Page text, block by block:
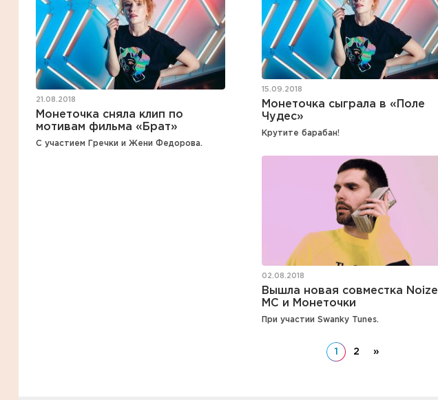
15.09.2018
Монеточка сыграла в «Поле
Чудес»
Крутите барабан!
21.08.2018
Монеточка сняла клип по
мотивам фильма «Брат»
С участием Гречки и Жени Федорова.
02.08.2018
Вышла новая совместка Noize
MC и Монеточки
При участии Swanky Tunes.
1 2 »